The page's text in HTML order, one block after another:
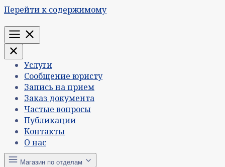
Перейти к содержимому
Меню
Услуги
Сообщение юристу
Запись на прием
Заказ документа
Частые вопросы
Публикации
Контакты
О нас
Магазин по отделам